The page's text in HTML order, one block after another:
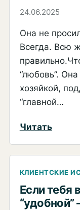
жить
как
24.06.2025
Она не
Всегда. Всю
“любовь”.
хозяйкой,
“главной…
Читать:
быть
Но
если
КЛИЕНТСКИЕ
Если тебя